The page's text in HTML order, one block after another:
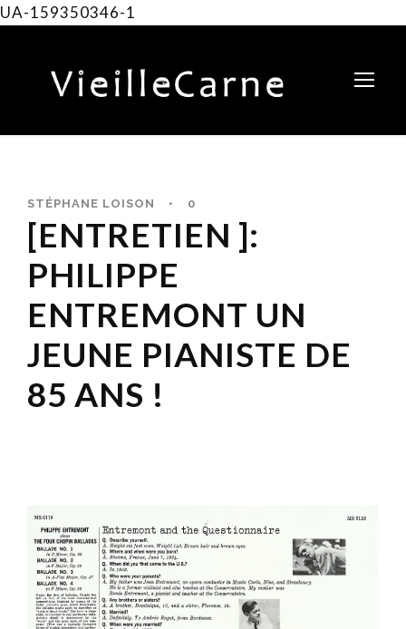
UA-159350346-1
STÉPHANE LOISON • 0
[ENTRETIEN ]:
PHILIPPE
ENTREMONT UN
JEUNE PIANISTE DE
85 ANS !